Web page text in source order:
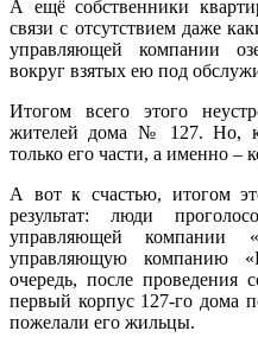
А ещё собственники
связи с отсутствием даже
управляющей компании
вокруг взятых ею под
Итогом всего этого
жителей дома № 127. Но, к
только его части, а именно –
А вот к счастью, итогом
результат: люди
управляющей компании
управляющую
очередь, после проведения
первый корпус 127-го дома
пожелали его жильцы.